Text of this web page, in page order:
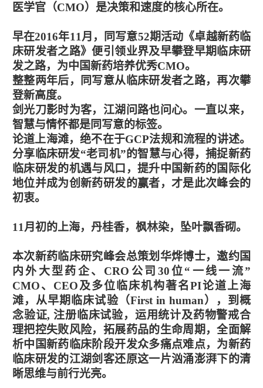
医学官（CMO）是决策和速度的核心所在。
早在2016年11月，同写意52期活动《卓越新药临
床研发者之路》便引领业界及早攀登早期临床研
发之路，为中国新药培养优秀CMO。
整整两年后，同写意从临床研发者之路，再次攀
登新高度。
剑光刀影时为客，江湖问路也问心。一直以来，
智慧与情怀都是同写意的标签。
论道上海滩，绝不在于GCP法规和流程的讲述。
分享临床研发“老司机”的智慧与心得，捕捉新药
临床研发的机遇与风口，提升中国新药的国际化
地位并成为创新药研发的赢者，才是此次峰会的
初衷。
11月初的上海，丹桂香，枫林染，坠叶飘香砌。
本次新药临床研究峰会总策划华烨博士，邀约国
内外大型药企、CRO公司30位“一线一流”
CMO、CEO及多位临床机构著名PI论道上海
滩，从早期临床试验（First in human），到概
念验证, 注册临床试验，运用统计及药物警戒合
理把控失败风险，拓展药品的生命周期，全面解
析中国新药临床阶段开发众多痛点难点，为新药
临床研发的江湖剑客还原这一片汹涌澎湃下的清
晰思维与前行光亮。